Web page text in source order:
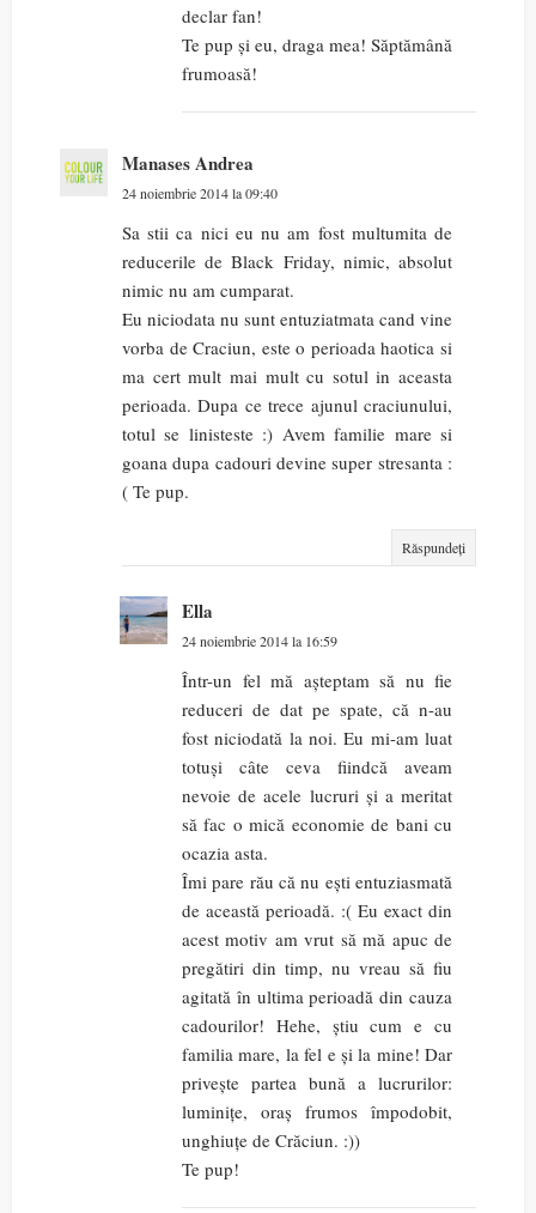
declar fan!
Te pup și eu, draga mea! Săptămână
frumoasă!
Manases Andrea
24 noiembrie 2014 la 09:40
Sa stii ca nici eu nu am fost multumita de
reducerile de Black Friday, nimic, absolut
nimic nu am cumparat.
Eu niciodata nu sunt entuziatmata cand vine
vorba de Craciun, este o perioada haotica si
ma cert mult mai mult cu sotul in aceasta
perioada. Dupa ce trece ajunul craciunului,
totul se linisteste :) Avem familie mare si
goana dupa cadouri devine super stresanta :
( Te pup.
Răspundeți
Ella
24 noiembrie 2014 la 16:59
Într-un fel mă așteptam să nu fie
reduceri de dat pe spate, că n-au
fost niciodată la noi. Eu mi-am luat
totuși câte ceva fiindcă aveam
nevoie de acele lucruri și a meritat
să fac o mică economie de bani cu
ocazia asta.
Îmi pare rău că nu ești entuziasmată
de această perioadă. :( Eu exact din
acest motiv am vrut să mă apuc de
pregătiri din timp, nu vreau să fiu
agitată în ultima perioadă din cauza
cadourilor! Hehe, știu cum e cu
familia mare, la fel e și la mine! Dar
privește partea bună a lucrurilor:
luminițe, oraș frumos împodobit,
unghiuțe de Crăciun. :))
Te pup!